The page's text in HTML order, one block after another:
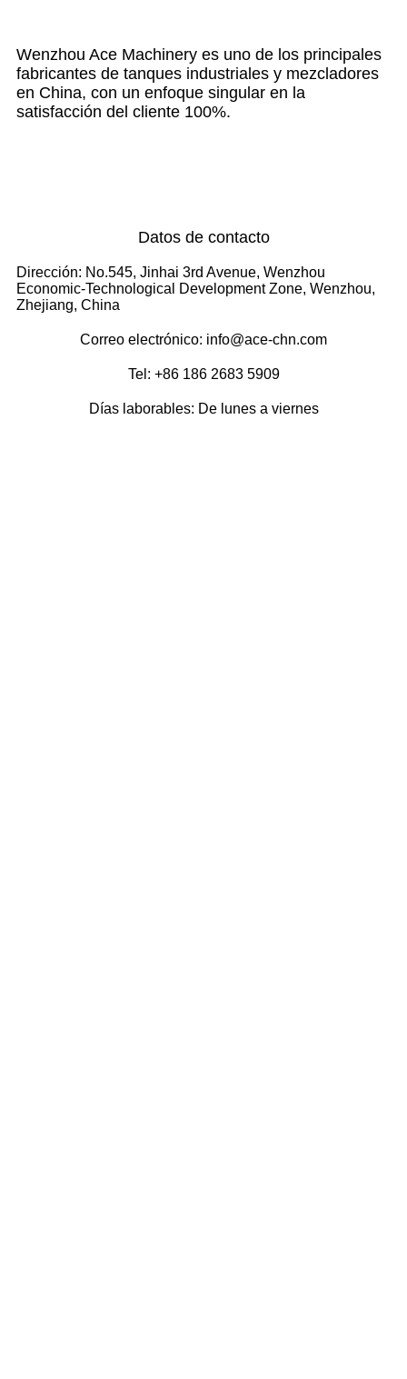
Wenzhou Ace Machinery es uno de los principales
fabricantes de tanques industriales y mezcladores
en China, con un enfoque singular en la
satisfacción del cliente 100%.
Datos de contacto
Dirección: No.545, Jinhai 3rd Avenue, Wenzhou
Economic-Technological Development Zone, Wenzhou,
Zhejiang, China
Correo electrónico: info@ace-chn.com
Tel: +86 186 2683 5909
Días laborables: De lunes a viernes